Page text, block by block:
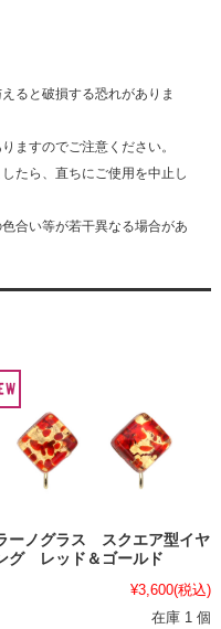
ると破損する恐れがありま
ますのでご注意ください。
たら、直ちにご使用を中止し
合い等が若干異なる場合があ
ーノグラス スクエア型イヤ
グ レッド＆ゴールド
¥3,600(税込)
在庫 1 個